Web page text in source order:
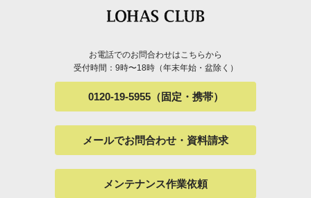
お電話でのお問合わせはこちらから
受付時間：9時〜18時（年末年始・盆除く）
0120-19-5955（固定・携帯）
メールでお問合わせ・資料請求
メンテナンス作業依頼